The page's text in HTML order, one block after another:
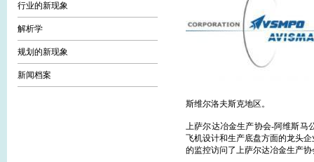
行业的新现象
解析学
规划的新现象
新闻档案
斯维尔洛夫斯克地区。
上萨尔达冶金生产协会-阿维斯马
飞机设计和生产底盘方面的龙头
的监控访问了上萨尔达冶金生产协